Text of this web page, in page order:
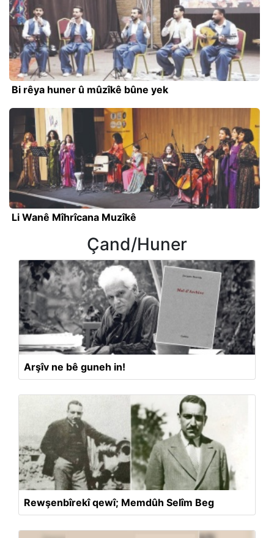
Bi rêya huner û mûzîkê bûne yek
Li Wanê Mîhrîcana Muzîkê
Çand/Huner
Arşîv ne bê guneh in!
Rewşenbîrekî qewî; Memdûh Selîm Beg